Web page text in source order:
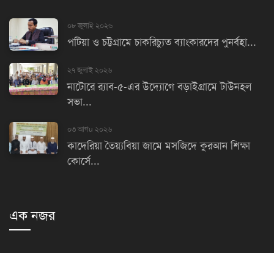
০৮ জুলাই ২০২৬
পটিয়া ও চট্টগ্রামে চাকরিচ্যুত ব্যাংকারদের পুনর্বহা...
২৭ জুলাই ২০২৬
নাটোরে র‌্যাব-৫-এর উদ্যোগে বড়াইগ্রামে টাউনহল
সভা...
০৩ আগu ২০২৬
কাদেরিয়া তৈয়্যবিয়া জামে মসজিদে কুরআন শিক্ষা
কোর্সে...
এক নজর